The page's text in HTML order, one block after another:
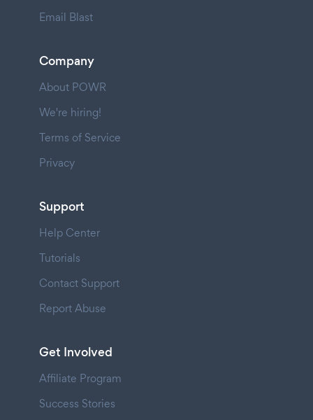
Email Blast
Company
About POWR
We're hiring!
Terms of Service
Privacy
Support
Help Center
Tutorials
Contact Support
Report Abuse
Get Involved
Affiliate Program
Success Stories